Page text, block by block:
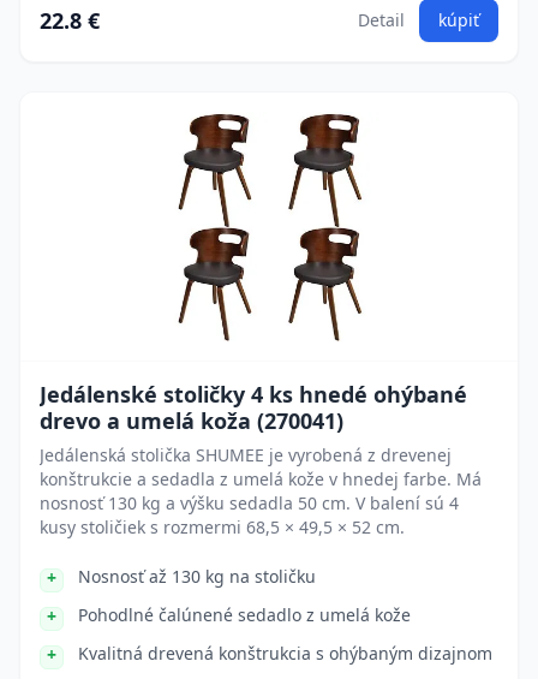
22.8 € Detail kúpiť
Jedálenské stoličky 4 ks hnedé ohýbané
drevo a umelá koža (270041)
Jedálenská stolička SHUMEE je vyrobená z drevenej
konštrukcie a sedadla z umelá kože v hnedej farbe. Má
nosnosť 130 kg a výšku sedadla 50 cm. V balení sú 4
kusy stoličiek s rozmermi 68,5 × 49,5 × 52 cm.
Nosnosť až 130 kg na stoličku
Pohodlné čalúnené sedadlo z umelá kože
Kvalitná drevená konštrukcia s ohýbaným dizajnom